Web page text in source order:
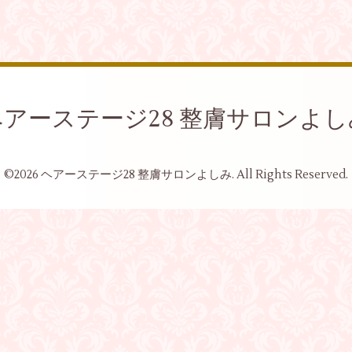
ーステージ28 整膚サロンよ
©2026 ヘアーステージ28 整膚サロンよしみ. All Rights Reserved.